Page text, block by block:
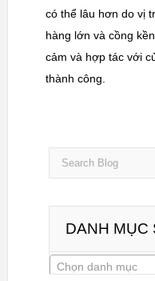
có thể lâu hơn do vị
hàng lớn và cồng
cảm và hợp tác với
thành công.
DANH MỤC
Chọn danh mục